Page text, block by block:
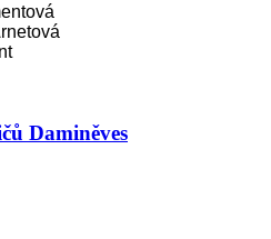
Daminěves